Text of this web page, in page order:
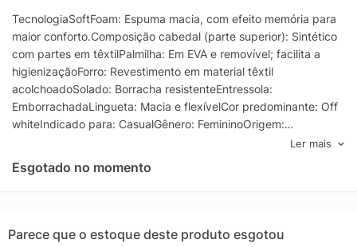
TecnologiaSoftFoam: Espuma macia, com efeito memória para
maior conforto.Composição cabedal (parte superior): Sintético
com partes em têxtilPalmilha: Em EVA e removível; facilita a
higienizaçãoForro: Revestimento em material têxtil
acolchoadoSolado: Borracha resistenteEntressola:
EmborrachadaLingueta: Macia e flexívelCor predominante: Off
whiteIndicado para: CasualGênero: FemininoOrigem:
NacionalAjuste: CadarçoPeso aproximado: 700g o par nº 37
Ler mais
Esgotado no momento
Parece que o estoque deste produto esgotou